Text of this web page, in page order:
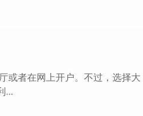
或者在网上开户。不过，选择大
...